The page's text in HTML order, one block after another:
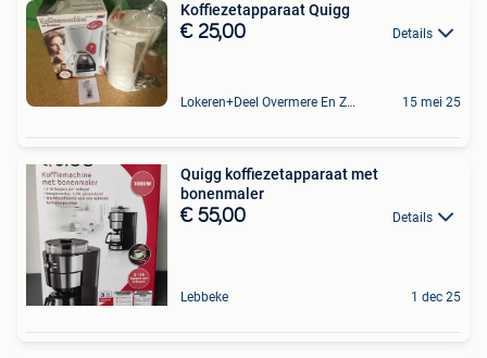
Koffiezetapparaat Quigg
€ 25,00 Details
Lokeren+Deel Overmere En Zele 15 mei 25
Quigg koffiezetapparaat met
bonenmaler
€ 55,00 Details
Lebbeke 1 dec 25